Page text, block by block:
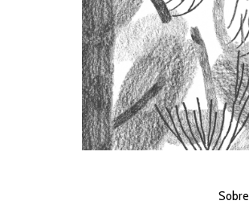
Sobre